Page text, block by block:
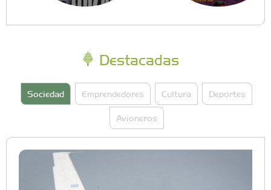
Destacadas
Sociedad Emprendedores Cultura Deportes
Avioneros